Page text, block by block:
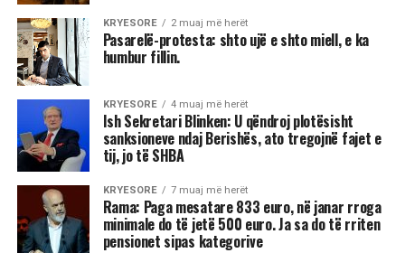
KRYESORE 2 muaj më herët
Pasarelë-protesta: shto ujë e shto miell, e ka
humbur fillin.
KRYESORE 4 muaj më herët
Ish Sekretari Blinken: U qëndroj plotësisht
sanksioneve ndaj Berishës, ato tregojnë fajet e
tij, jo të SHBA
KRYESORE 7 muaj më herët
Rama: Paga mesatare 833 euro, në janar rroga
minimale do të jetë 500 euro. Ja sa do të rriten
pensionet sipas kategorive